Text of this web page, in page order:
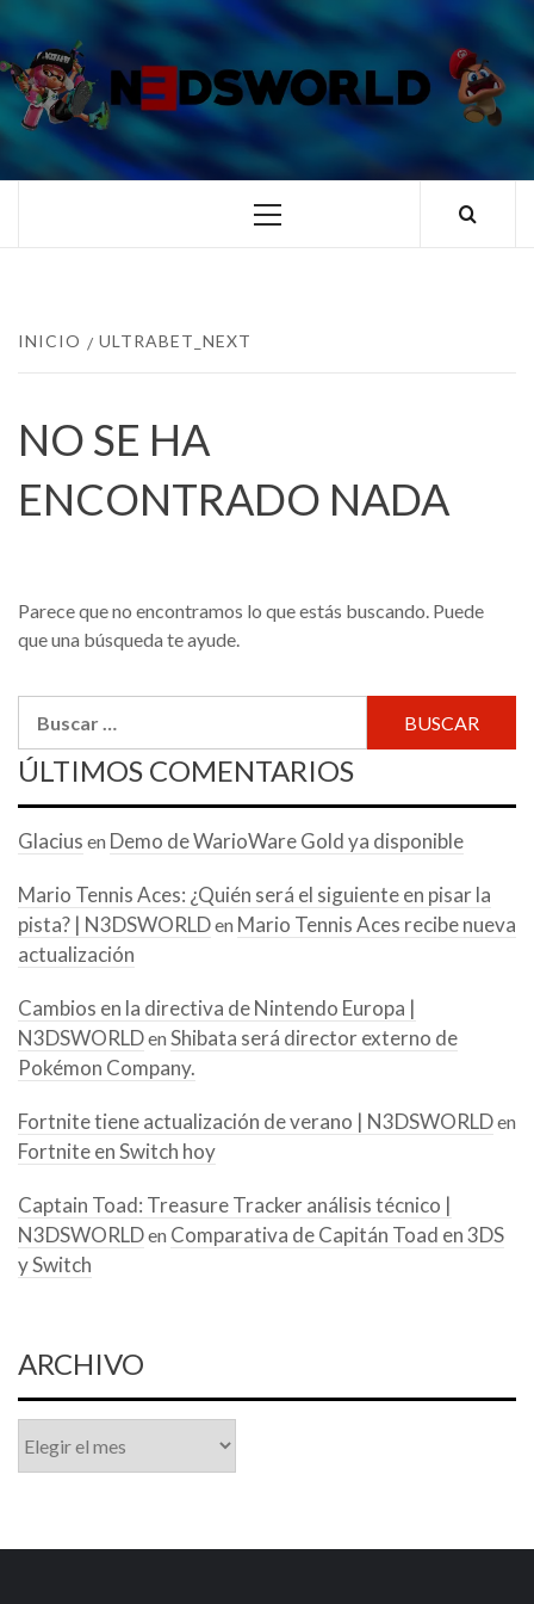
al
contenido
TUS ESPECIALISTAS EN NINTENDO
Menú
INICIO ULTRABET_NEXT
NO SE HA
ENCONTRADO NADA
Parece que no encontramos lo que estás buscando. Puede
que una búsqueda te ayude.
ÚLTIMOS COMENTARIOS
Glacius en Demo de WarioWare Gold ya disponible
Mario Tennis Aces: ¿Quién será el siguiente en pisar la
pista? | N3DSWORLDen Mario Tennis Aces recibe nueva
actualización
Cambios en la directiva de Nintendo Europa |
N3DSWORLDen Shibata será director externo de
Pokémon Company.
Fortnite tiene actualización de verano | N3DSWORLDen
Fortnite en Switch hoy
Captain Toad: Treasure Tracker análisis técnico |
N3DSWORLDen Comparativa de Capitán Toad en 3DS
y Switch
ARCHIVO